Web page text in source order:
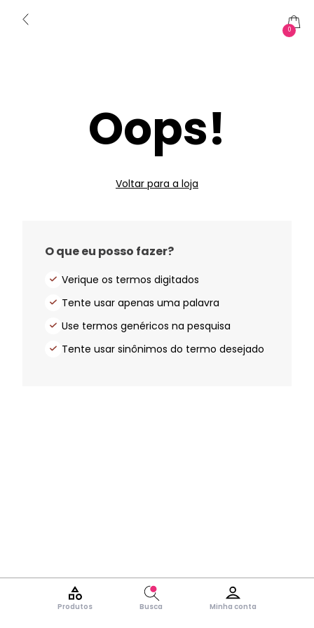
0
Produtos Busca Minha conta
Oops!
Voltar para a loja
O que eu posso fazer?
Verique os termos digitados
Tente usar apenas uma palavra
Use termos genéricos na pesquisa
Tente usar sinônimos do termo desejado